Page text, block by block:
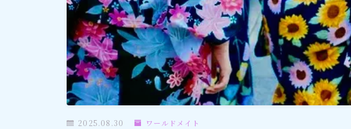
社会情勢
おすすめ記事
2025.08.30 ワールドメイト